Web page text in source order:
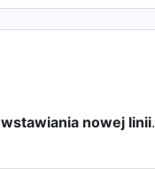
wstawiania nowej linii.